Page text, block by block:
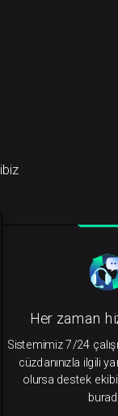
Her zaman
Sistemimiz 7/24
cüzdanınızla ilgili
olursa destek